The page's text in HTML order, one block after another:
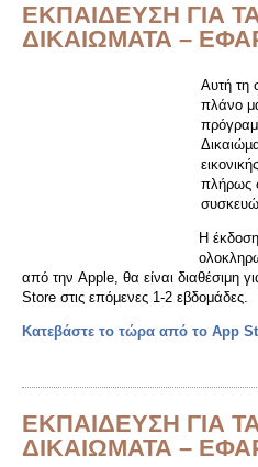
ΕΚΠΑΙΔΕΥΣΗ ΓΙΑ
ΔΙΚΑΙΩΜΑΤΑ –
Αυτή τη
πλάνο
πλήρως
Η
από την Apple, θα είναι διαθέσιμη
Store στις επόμενες 1-2 εβδομάδες.
Κατεβάστε το τώρα από το App
ΕΚΠΑΙΔΕΥΣΗ ΓΙΑ
ΔΙΚΑΙΩΜΑΤΑ –